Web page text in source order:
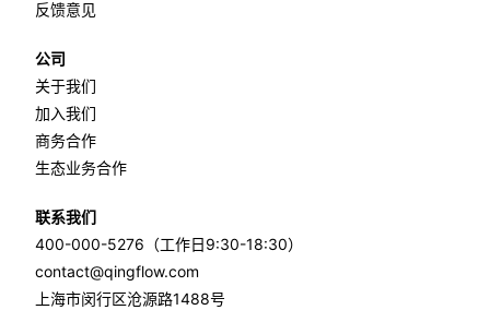
反馈意见
公司
关于我们
加入我们
商务合作
生态业务合作
联系我们
400-000-5276（工作日9:30-18:30）
contact@qingflow.com
上海市闵行区沧源路1488号